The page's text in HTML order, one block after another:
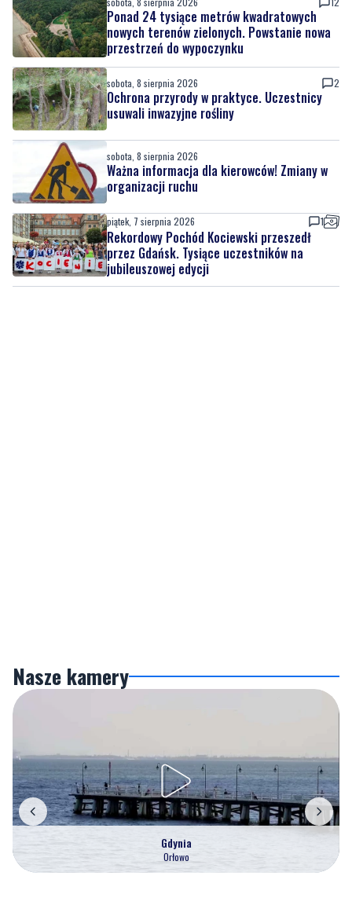
Drzewa pod lupą specjalistów. Sprawdzają
ich kondycję i stabilność
sobota, 8 sierpnia 2026
Ponad 24 tysiące metrów kwadratowych
nowych terenów zielonych. Powstanie nowa
przestrzeń do wypoczynku
sobota, 8 sierpnia 2026 2
Ochrona przyrody w praktyce. Uczestnicy
usuwali inwazyjne rośliny
sobota, 8 sierpnia 2026
Ważna informacja dla kierowców! Zmiany w
organizacji ruchu
piątek, 7 sierpnia 2026